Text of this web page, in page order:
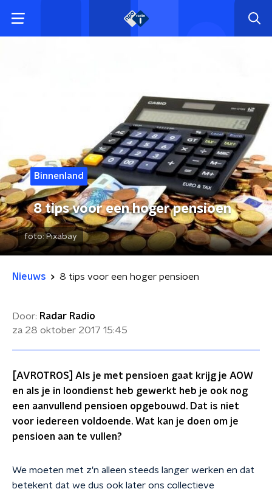
Binnenland
8 tips voor een hoger pensioen
foto: Pixabay
Nieuws 8 tips voor een hoger pensioen
Door: Radar Radio
za 28 oktober 2017 15:45
[AVROTROS] Als je met pensioen gaat krijg je AOW
en als je in loondienst heb gewerkt heb je ook nog
een aanvullend pensioen opgebouwd. Dat is niet
voor iedereen voldoende. Wat kan je doen om je
pensioen aan te vullen?
We moeten met z'n alleen steeds langer werken en dat
betekent dat we dus ook later ons collectieve